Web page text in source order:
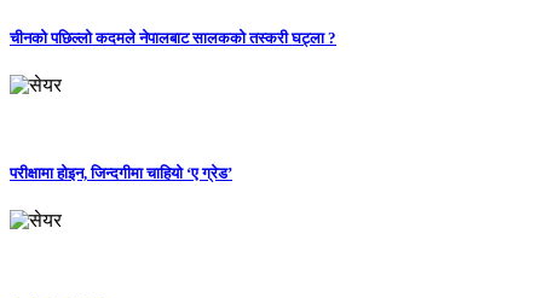
चीनको पछिल्लो कदमले नेपालबाट सालकको तस्करी घट्ला ?
परीक्षामा होइन, जिन्दगीमा चाहियो ‘ए ग्रेड’